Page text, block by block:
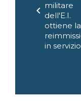
chevron_left militare
dell'E.I.
ottiene la
in